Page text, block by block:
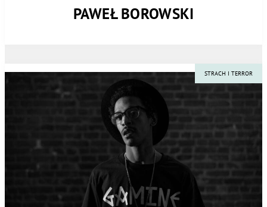
PAWEŁ BOROWSKI
STRACH I TERROR